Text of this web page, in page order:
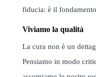
fiducia: è il
Viviamo la qualità
La cura non è un
Pensiamo in modo